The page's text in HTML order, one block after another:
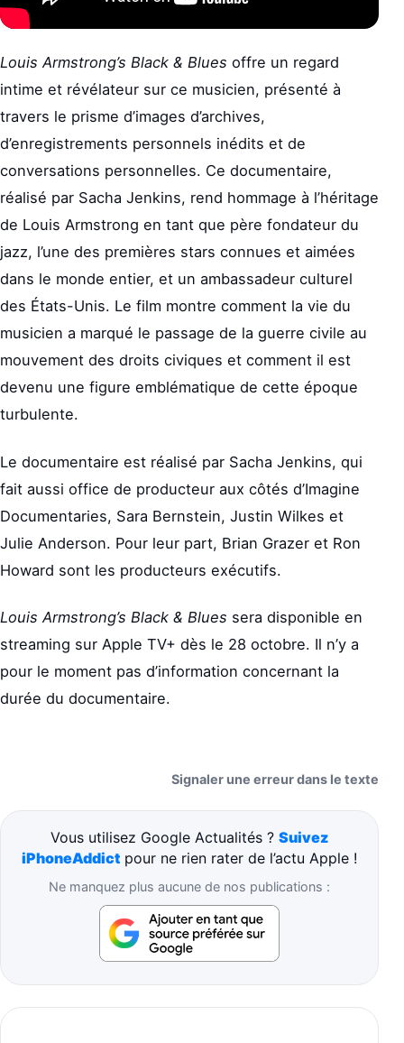
Louis Armstrong’s Black & Blues offre un regard
intime et révélateur sur ce musicien, présenté à
travers le prisme d’images d’archives,
d’enregistrements personnels inédits et de
conversations personnelles. Ce documentaire,
réalisé par Sacha Jenkins, rend hommage à l’héritage
de Louis Armstrong en tant que père fondateur du
jazz, l’une des premières stars connues et aimées
dans le monde entier, et un ambassadeur culturel
des États-Unis. Le film montre comment la vie du
musicien a marqué le passage de la guerre civile au
mouvement des droits civiques et comment il est
devenu une figure emblématique de cette époque
turbulente.
Le documentaire est réalisé par Sacha Jenkins, qui
fait aussi office de producteur aux côtés d’Imagine
Documentaries, Sara Bernstein, Justin Wilkes et
Julie Anderson. Pour leur part, Brian Grazer et Ron
Howard sont les producteurs exécutifs.
Louis Armstrong’s Black & Blues sera disponible en
streaming sur Apple TV+ dès le 28 octobre. Il n’y a
pour le moment pas d’information concernant la
durée du documentaire.
Signaler une erreur dans le texte
Vous utilisez Google Actualités ? Suivez
iPhoneAddict pour ne rien rater de l’actu Apple !
Ne manquez plus aucune de nos publications :